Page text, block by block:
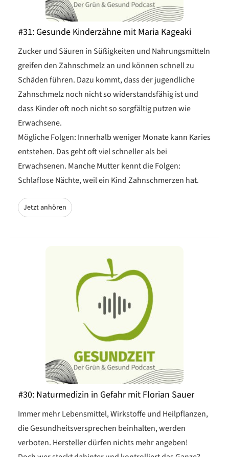
#31: Gesunde Kinderzähne mit Maria Kageaki
Zucker und Säuren in Süßigkeiten und Nahrungsmitteln
greifen den Zahnschmelz an und können schnell zu
Schäden führen. Dazu kommt, dass der jugendliche
Zahnschmelz noch nicht so widerstandsfähig ist und
dass Kinder oft noch nicht so sorgfältig putzen wie
Erwachsene.
Mögliche Folgen: Innerhalb weniger Monate kann Karies
entstehen. Das geht oft viel schneller als bei
Erwachsenen. Manche Mutter kennt die Folgen:
Schlaflose Nächte, weil ein Kind Zahnschmerzen hat.
Jetzt anhören
#30: Naturmedizin in Gefahr mit Florian Sauer
Immer mehr Lebensmittel, Wirkstoffe und Heilpflanzen,
die Gesundheitsversprechen beinhalten, werden
verboten. Hersteller dürfen nichts mehr angeben!